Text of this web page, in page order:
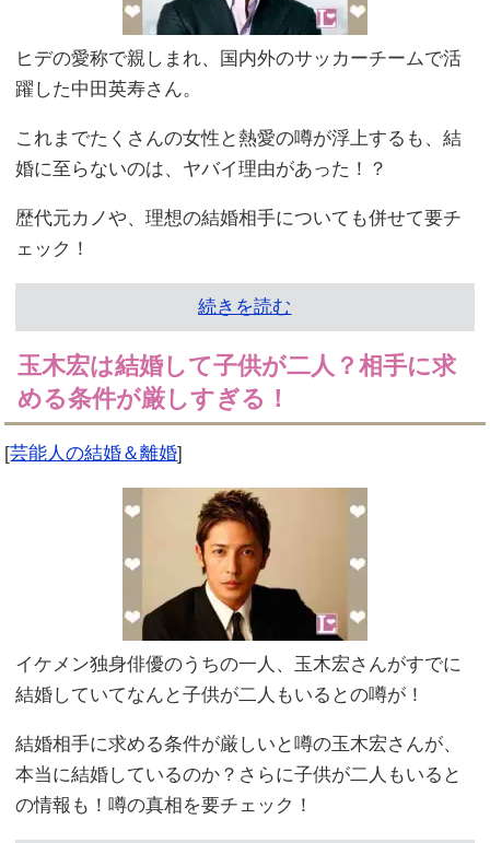
ヒデの愛称で親しまれ、国内外のサッカーチームで活
躍した中田英寿さん。
これまでたくさんの女性と熱愛の噂が浮上するも、結
婚に至らないのは、ヤバイ理由があった！？
歴代元カノや、理想の結婚相手についても併せて要チ
ェック！
続きを読む
玉木宏は結婚して子供が二人？相手に求
める条件が厳しすぎる！
[芸能人の結婚＆離婚]
イケメン独身俳優のうちの一人、玉木宏さんがすでに
結婚していてなんと子供が二人もいるとの噂が！
結婚相手に求める条件が厳しいと噂の玉木宏さんが、
本当に結婚しているのか？さらに子供が二人もいると
の情報も！噂の真相を要チェック！